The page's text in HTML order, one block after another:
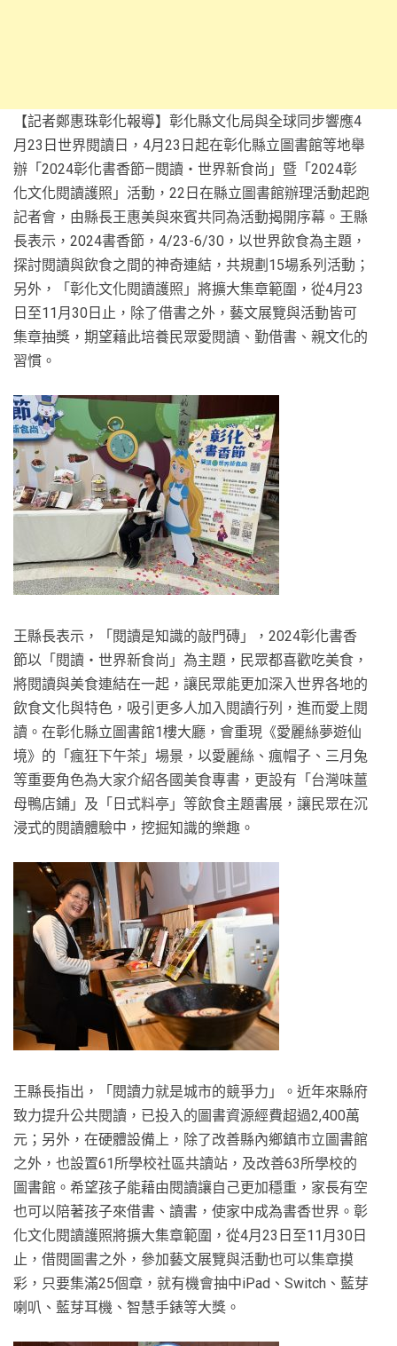
【記者鄭惠珠彰化報導】彰化縣文化局與全球同步響應4
月23日世界閱讀日，4月23日起在彰化縣立圖書館等地舉
辦「2024彰化書香節—閱讀‧世界新食尚」暨「2024彰
化文化閱讀護照」活動，22日在縣立圖書館辦理活動起跑
記者會，由縣長王惠美與來賓共同為活動揭開序幕。王縣
長表示，2024書香節，4/23-6/30，以世界飲食為主題，
探討閱讀與飲食之間的神奇連結，共規劃15場系列活動；
另外，「彰化文化閱讀護照」將擴大集章範圍，從4月23
日至11月30日止，除了借書之外，藝文展覽與活動皆可
集章抽獎，期望藉此培養民眾愛閱讀、勤借書、親文化的
習慣。
王縣長表示，「閱讀是知識的敲門磚」，2024彰化書香
節以「閱讀‧世界新食尚」為主題，民眾都喜歡吃美食，
將閱讀與美食連結在一起，讓民眾能更加深入世界各地的
飲食文化與特色，吸引更多人加入閱讀行列，進而愛上閱
讀。在彰化縣立圖書館1樓大廳，會重現《愛麗絲夢遊仙
境》的「瘋狂下午茶」場景，以愛麗絲、瘋帽子、三月兔
等重要角色為大家介紹各國美食專書，更設有「台灣味薑
母鴨店鋪」及「日式料亭」等飲食主題書展，讓民眾在沉
浸式的閱讀體驗中，挖掘知識的樂趣。
王縣長指出，「閱讀力就是城市的競爭力」。近年來縣府
致力提升公共閱讀，已投入的圖書資源經費超過2,400萬
元；另外，在硬體設備上，除了改善縣內鄉鎮市立圖書館
之外，也設置61所學校社區共讀站，及改善63所學校的
圖書館。希望孩子能藉由閱讀讓自己更加穩重，家長有空
也可以陪著孩子來借書、讀書，使家中成為書香世界。彰
化文化閱讀護照將擴大集章範圍，從4月23日至11月30日
止，借閱圖書之外，參加藝文展覽與活動也可以集章摸
彩，只要集滿25個章，就有機會抽中iPad、Switch、藍芽
喇叭、藍芽耳機、智慧手錶等大獎。